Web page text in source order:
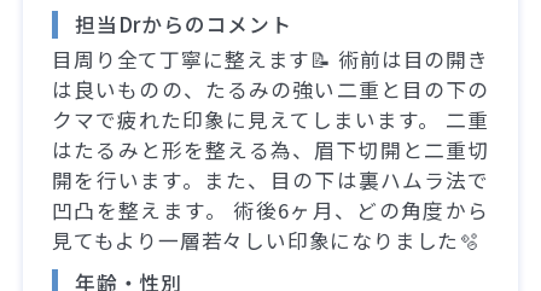
担当Drからのコメント
目周り全て丁寧に整えます📝 術前は目の開き
は良いものの、たるみの強い二重と目の下の
クマで疲れた印象に見えてしまいます。 二重
はたるみと形を整える為、眉下切開と二重切
開を行います。また、目の下は裏ハムラ法で
凹凸を整えます。 術後6ヶ月、どの角度から
見てもより一層若々しい印象になりました🫧
年齢・性別